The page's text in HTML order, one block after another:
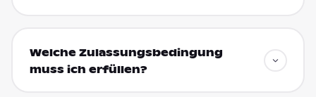
Welche Zulassungsbedingung
muss ich erfüllen?